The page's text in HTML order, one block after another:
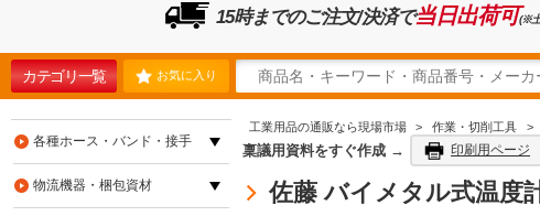
15時までのご注文/決済で当日出荷可(※
カテゴリ一覧 お気に入り
工業用品の通販なら現場市場 > 作業・切削工具 >
稟議用資料をすぐ作成 → 印刷用ページ
佐藤 バイメタル式温度
各種ホース・バンド・接手
物流機器・梱包資材